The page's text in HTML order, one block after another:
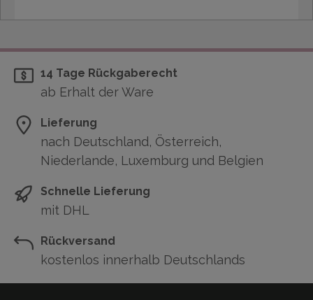
14 Tage Rückgaberecht
ab Erhalt der Ware
Lieferung
nach Deutschland, Österreich,
Niederlande, Luxemburg und Belgien
Schnelle Lieferung
mit DHL
Rückversand
kostenlos innerhalb Deutschlands